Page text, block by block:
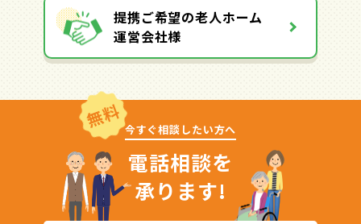
提携ご希望の老人ホーム
運営会社様
無料 今すぐ相談したい方へ
電話相談を
承ります!